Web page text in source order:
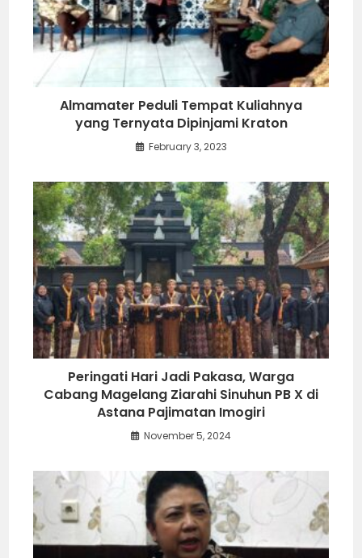
Almamater Peduli Tempat Kuliahnya
yang Ternyata Dipinjami Kraton
February 3, 2023
Peringati Hari Jadi Pakasa, Warga
Cabang Magelang Ziarahi Sinuhun PB X di
Astana Pajimatan Imogiri
November 5, 2024